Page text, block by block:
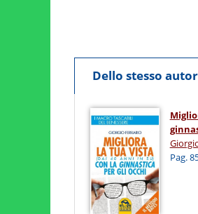
Dello stesso
Pag.